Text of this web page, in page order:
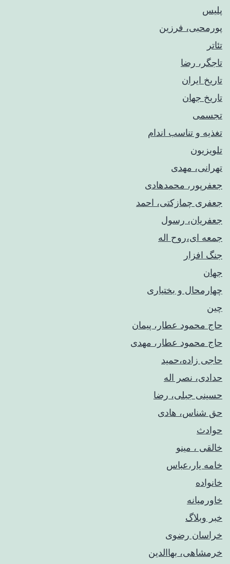
پلیس
پورمحبی، فرزین
تئاتر
تاجگر، رضا
تاریخ ایران
تاریخ جهان
تجسمی
تغذیه و تناسب اندام
تلویزیون
تهرانی، مهدی
جعفرپور، محمدهادی
جعفری چمازکتی، احمد
جعفریان، رسول
جمعه ای،روح اله
جنگ افزار
جهان
چهارمحال و بختیاری
چین
حاج محمود عطار، پیمان
حاج محمود عطار، مهدی
حاجی زاده،حمید
حدادی، نصر اله
حسینی جبلی، رضا
حق شناس، هادی
حوادث
خالقی ، مینو
خامه یار،عباس
خانواده
خاورمیانه
خبر وبلاگ
خراسان رضوی
خرمشاهی، بهاالدین